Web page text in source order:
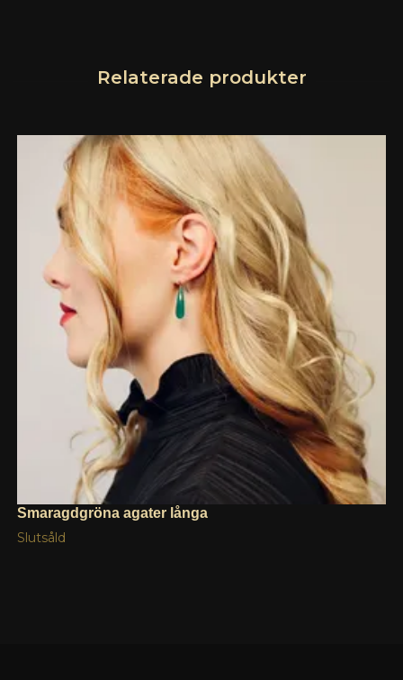
Smaragdgröna agater långa
Slutsåld